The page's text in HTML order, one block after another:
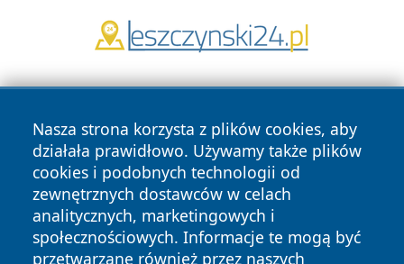
Nasza strona korzysta z plików cookies, aby
działała prawidłowo. Używamy także plików
cookies i podobnych technologii od
zewnętrznych dostawców w celach
analitycznych, marketingowych i
społecznościowych. Informacje te mogą być
przetwarzane również przez naszych
Copyright © 2026 wrotatarnowa.pl Wszystkie prawa
zastrzeżone.